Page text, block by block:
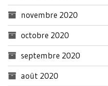
novembre 2020
octobre 2020
septembre 2020
août 2020